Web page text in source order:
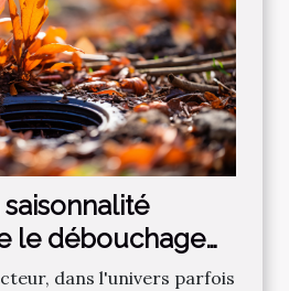
le débouchage
dans l'univers parfois